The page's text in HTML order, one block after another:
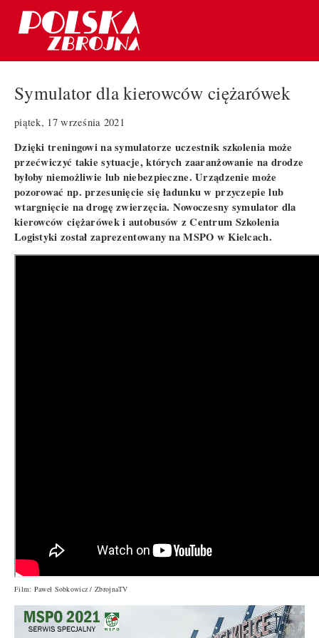
Symulator dla kierowców ciężarówek
piątek, 17 września 2021
Dzięki treningowi na symulatorze uczestnik szkolenia może
przećwiczyć takie sytuacje, których zaaranżowanie na drodze
byłoby niemożliwie lub niebezpieczne. Urządzenie może
pozorować np. przesunięcie się ładunku w przyczepie lub
wtargnięcie na drogę zwierzęcia. Nowoczesny symulator dla
kierowców ciężarówek i autobusów z Centrum Szkolenia
Logistyki został zaprezentowany na MSPO w Kielcach.
Film: Paweł Sobkowicz / ZbrojnaTV